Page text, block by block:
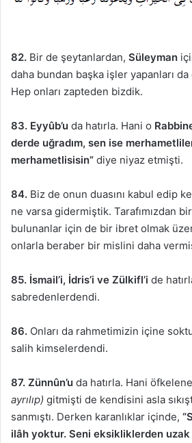
82. Bir de şeytanlardan, Süleyman
daha bundan başka işler yapanları
Hep onları zapteden bizdik.
83. Eyyûb’u da hatırla. Hani o
derde uğradım, sen ise
merhametlisisin” diye niyaz etmişti.
84. Biz de onun duasını kabul edip
ne varsa gidermiştik. Tarafımızdan
bulunanlar için de bir ibret olmak
onlarla beraber bir mislini daha
85. İsmail’i, İdris’i ve Zülkifl’i de
sabredenlerdendi.
86. Onları da rahmetimizin içine
salih kimselerdendi.
87. Zünnûn’u da hatırla. Hani
ayrılıp) gitmişti de kendisini asla
sanmıştı. Derken karanlıklar içinde,
ilâh yoktur. Seni eksikliklerden uzak